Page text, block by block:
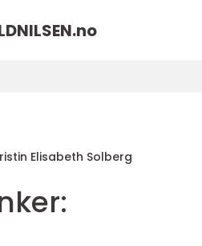
no
Elisabeth Solberg